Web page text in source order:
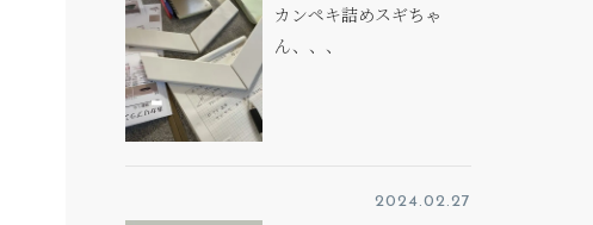
カンペキ詰めスギちゃ
ん、、、
2024.02.27